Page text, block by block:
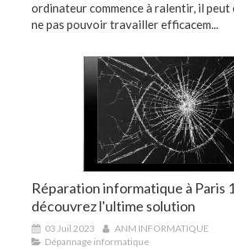
ordinateur commence à ralentir, il
ne pas pouvoir travailler efficacem...
Réparation informatique à Paris
découvrez l'ultime solution
03 Juil 2023
ANM INFORMATIQUE
Dépannage informatique